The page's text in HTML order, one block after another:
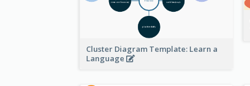
Cluster Diagram Template: Learn a
Language